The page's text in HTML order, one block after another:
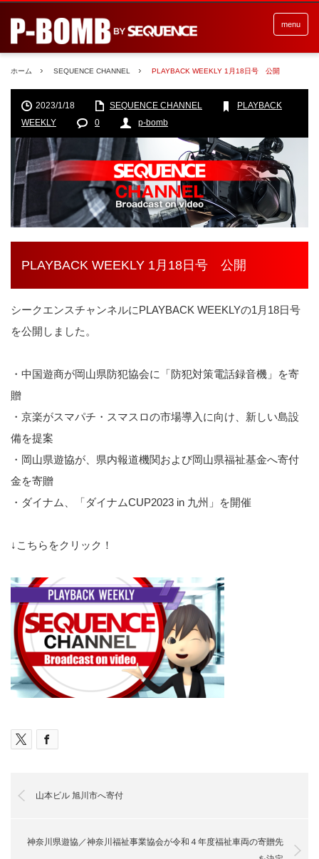
menu
ホーム SEQUENCE CHANNEL PLAYBACK WEEKLY 1月18日号 公開
2023/1/18 SEQUENCE CHANNEL
PLAYBACK
WEEKLY
0 p-bomb
PLAYBACK WEEKLY 1月18日号 公開
シークエンスチャンネルにPLAYBACK WEEKLYの1月18日号
を公開しました。
・中国遊商が岡山県防犯協会に「防犯対策電話録音機」を寄
贈
・京楽がスマパチ・スマスロの市場導入に向け、新しい島設
備を提案
・岡山県遊協が、県内報道機関および岡山県福祉基金へ寄付
金を寄贈
・ダイナム、「ダイナムCUP2023 in 九州」を開催
↓こちらをクリック！
山本ビル 旭川市へ寄付
神奈川県遊協／神奈川福祉事業協会が令和４年度福祉車両の寄贈先